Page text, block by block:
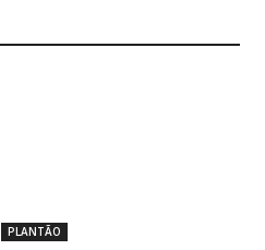
PLANTÃO